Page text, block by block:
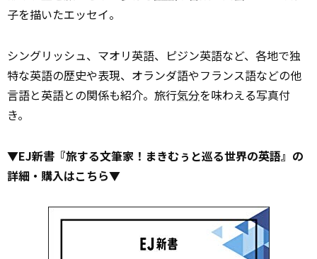
子を描いたエッセイ。
シングリッシュ、マオリ英語、ピジン英語など、各地で独
特な英語の歴史や表現、オランダ語やフランス語などの他
言語と英語との関係も紹介。旅行気分を味わえる写真付
き。
▼EJ新書『旅する文筆家！まきむぅと巡る世界の英語』の
詳細・購入はこちら▼